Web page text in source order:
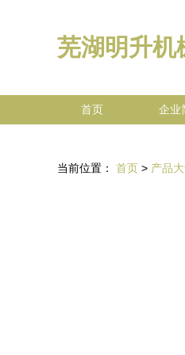
芜湖明升机
首页 企业
当前位置： 首页 > 产品